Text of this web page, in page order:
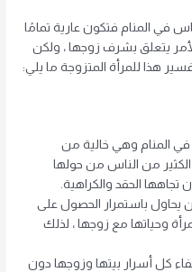
في المنام فتكون عارية تمامًا
يتعلق بشرف زوجها ، ولكن
هذا للمرأة المتزوجة ما يلي:
في المنام وهي خالية من
من الناس من حولها
الحقد والكراهية.
باستمرار الحصول على
وحياتها مع زوجها ، لذلك
كل أسرار بيتها وزوجها دون